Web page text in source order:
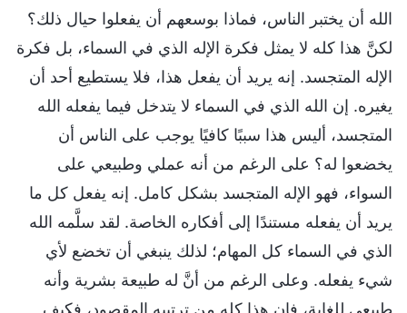
الله أن يختبر الناس، فماذا بوسعهم أن يفعلوا حيال ذلك؟
لكنَّ هذا كله لا يمثل فكرة الإله الذي في السماء، بل فكرة
الإله المتجسد. إنه يريد أن يفعل هذا، فلا يستطيع أحد أن
يغيره. إن الله الذي في السماء لا يتدخل فيما يفعله الله
المتجسد، أليس هذا سببًا كافيًا يوجب على الناس أن
يخضعوا له؟ على الرغم من أنه عملي وطبيعي على
السواء، فهو الإله المتجسد بشكل كامل. إنه يفعل كل ما
يريد أن يفعله مستندًا إلى أفكاره الخاصة. لقد سلَّمه الله
الذي في السماء كل المهام؛ لذلك ينبغي أن تخضع لأي
شيء يفعله. وعلى الرغم من أنَّ له طبيعة بشرية وأنه
طبيعي للغاية، فإن هذا كله من ترتيبه المقصود، فكيف